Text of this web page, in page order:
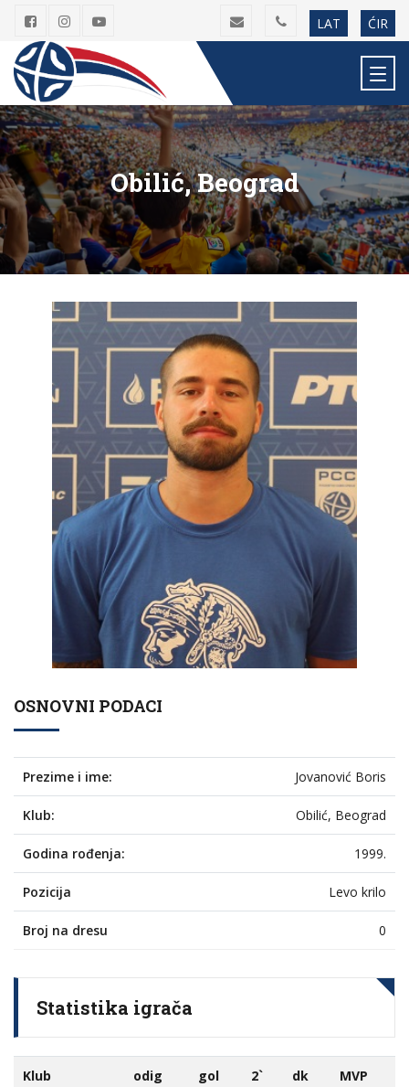
LAT ĆIR
Obilić, Beograd
OSNOVNI PODACI
Prezime i ime: Jovanović Boris
Klub: Obilić, Beograd
Godina rođenja: 1999.
Pozicija Levo krilo
Broj na dresu 0
Statistika igrača
Klub odig gol 2` dk MVP